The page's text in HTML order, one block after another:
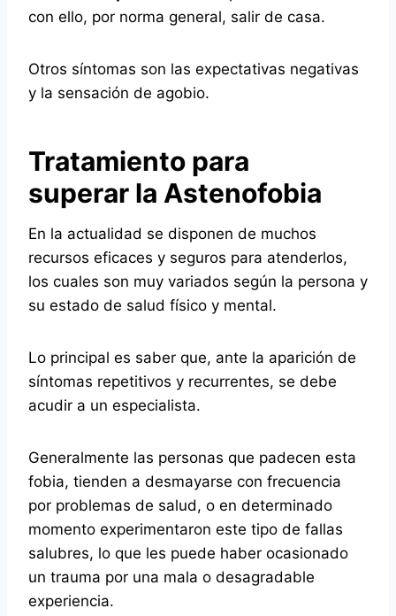
con ello, por norma general, salir de casa.
Otros síntomas son las expectativas negativas
y la sensación de agobio.
Tratamiento para
superar la Astenofobia
En la actualidad se disponen de muchos
recursos eficaces y seguros para atenderlos,
los cuales son muy variados según la persona y
su estado de salud físico y mental.
Lo principal es saber que, ante la aparición de
síntomas repetitivos y recurrentes, se debe
acudir a un especialista.
Generalmente las personas que padecen esta
fobia, tienden a desmayarse con frecuencia
por problemas de salud, o en determinado
momento experimentaron este tipo de fallas
salubres, lo que les puede haber ocasionado
un trauma por una mala o desagradable
experiencia.